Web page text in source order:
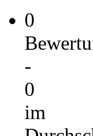
0
-
0
im